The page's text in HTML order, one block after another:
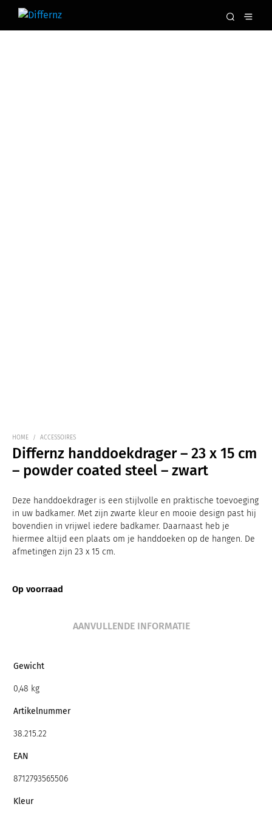
HOME / ACCESSOIRES
Differnz handdoekdrager – 23 x 15 cm
– powder coated steel – zwart
Deze handdoekdrager is een stijlvolle en praktische toevoeging
in uw badkamer. Met zijn zwarte kleur en mooie design past hij
bovendien in vrijwel iedere badkamer. Daarnaast heb je
hiermee altijd een plaats om je handdoeken op de hangen. De
afmetingen zijn 23 x 15 cm.
Op voorraad
AANVULLENDE INFORMATIE
Gewicht
0,48 kg
Artikelnummer
38.215.22
EAN
8712793565506
Kleur